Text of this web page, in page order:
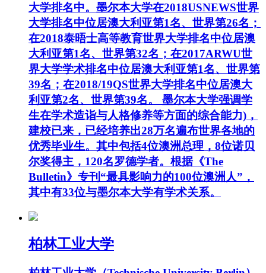
大学排名中。墨尔本大学在2018USNEWS世界
大学排名中位居澳大利亚第1名、世界第26名；
在2018泰晤士高等教育世界大学排名中位居澳
大利亚第1名、世界第32名；在2017ARWU世
界大学学术排名中位居澳大利亚第1名、世界第
39名；在2018/19QS世界大学排名中位居澳大
利亚第2名、世界第39名。 墨尔本大学强调学
生在学术造诣与人格修养等方面的综合能力)，
建校已来，已经培养出28万名遍布世界各地的
优秀毕业生。其中包括4位澳洲总理，8位诺贝
尔奖得主，120名罗德学者。根据《The
Bulletin》专刊“最具影响力的100位澳洲人”，
其中有33位与墨尔本大学有学术关系。
柏林工业大学